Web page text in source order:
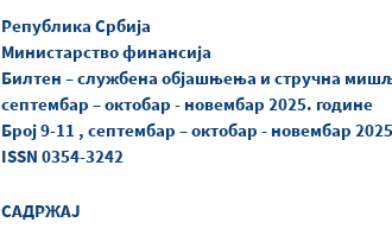
Република Србија
Министарство финансија
Билтен – службена објашњења и стручна
септембар – октобар - новембар 2025. године
Број 9-11 , септембар – октобар - новембар
ISSN 0354-3242
САДРЖАЈ